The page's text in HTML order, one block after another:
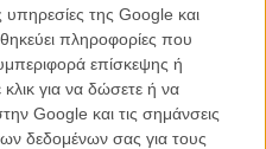
υπηρεσίες της Google και
πληροφορίες που
επίσκεψης ή
για να δώσετε ή να
Google και τις σημάνσεις
δεδομένων σας για τους